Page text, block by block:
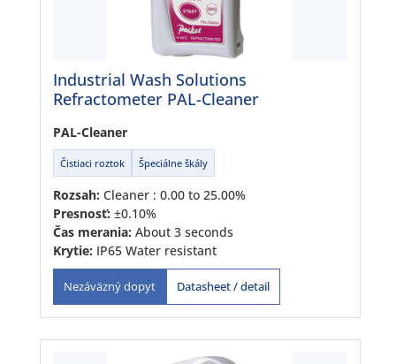
Industrial Wash Solutions
Refractometer PAL-Cleaner
PAL-Cleaner
Čistiaci roztok Špeciálne škály
Rozsah: Cleaner : 0.00 to 25.00%
Presnosť: ±0.10%
Čas merania: About 3 seconds
Krytie: IP65 Water resistant
Nezáväzný dopyt Datasheet / detail